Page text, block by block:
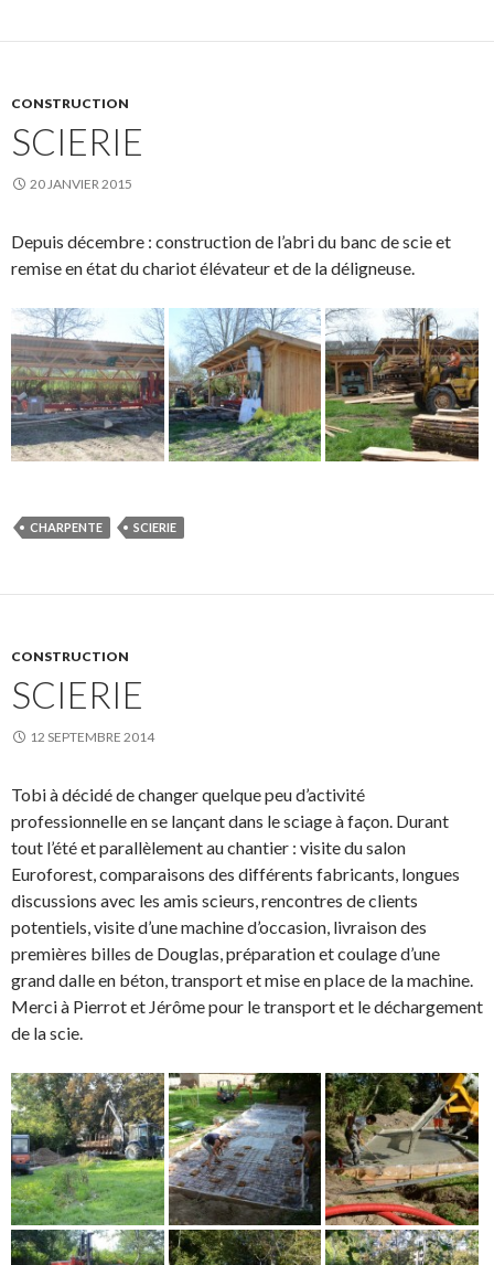
CONSTRUCTION
SCIERIE
20 JANVIER 2015
Depuis décembre : construction de l’abri du banc de scie et
remise en état du chariot élévateur et de la déligneuse.
CHARPENTE SCIERIE
CONSTRUCTION
SCIERIE
12 SEPTEMBRE 2014
Tobi à décidé de changer quelque peu d’activité
professionnelle en se lançant dans le sciage à façon. Durant
tout l’été et parallèlement au chantier : visite du salon
Euroforest, comparaisons des différents fabricants, longues
discussions avec les amis scieurs, rencontres de clients
potentiels, visite d’une machine d’occasion, livraison des
premières billes de Douglas, préparation et coulage d’une
grand dalle en béton, transport et mise en place de la machine.
Merci à Pierrot et Jérôme pour le transport et le déchargement
de la scie.